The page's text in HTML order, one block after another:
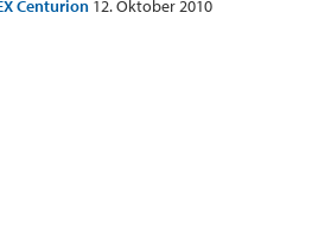
Centurion 12. Oktober 2010